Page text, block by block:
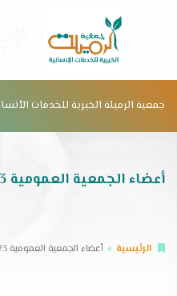
جمعية الرميلة الخيرية للخدمات
أعضاء الجمعية العمومية 2023م
الرئيسية أعضاء الجمعية العمومية 2023م